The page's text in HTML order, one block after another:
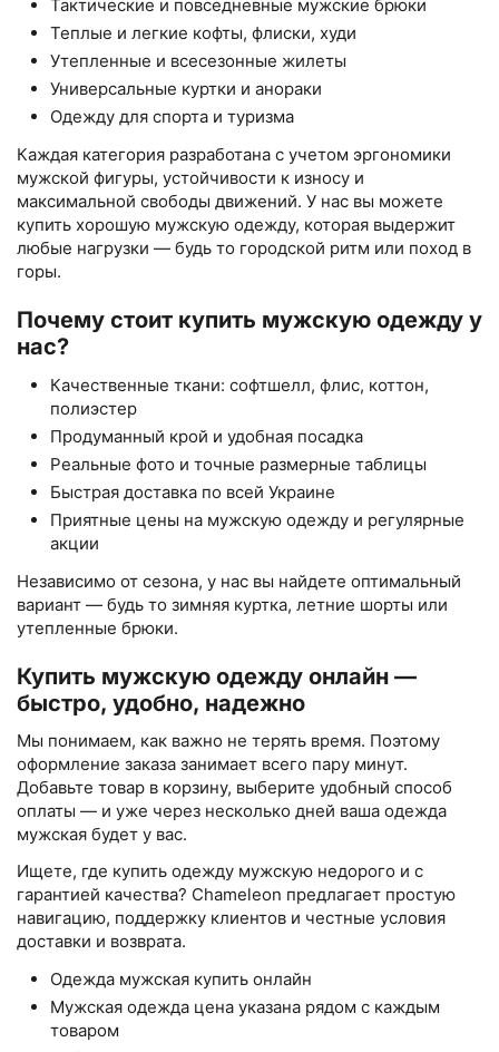
Тактические и повседневные мужские брюки
Теплые и легкие кофты, флиски, худи
Утепленные и всесезонные жилеты
Универсальные куртки и анораки
Одежду для спорта и туризма
Каждая категория разработана с учетом эргономики
мужской фигуры, устойчивости к износу и
максимальной свободы движений. У нас вы можете
купить хорошую мужскую одежду, которая выдержит
любые нагрузки — будь то городской ритм или поход в
горы.
Почему стоит купить мужскую одежду у
нас?
Качественные ткани: софтшелл, флис, коттон,
полиэстер
Продуманный крой и удобная посадка
Реальные фото и точные размерные таблицы
Быстрая доставка по всей Украине
Приятные цены на мужскую одежду и регулярные
акции
Независимо от сезона, у нас вы найдете оптимальный
вариант — будь то зимняя куртка, летние шорты или
утепленные брюки.
Купить мужскую одежду онлайн —
быстро, удобно, надежно
Мы понимаем, как важно не терять время. Поэтому
оформление заказа занимает всего пару минут.
Добавьте товар в корзину, выберите удобный способ
оплаты — и уже через несколько дней ваша одежда
мужская будет у вас.
Ищете, где купить одежду мужскую недорого и с
гарантией качества? Chameleon предлагает простую
навигацию, поддержку клиентов и честные условия
доставки и возврата.
Одежда мужская купить онлайн
Мужская одежда цена указана рядом с каждым
товаром